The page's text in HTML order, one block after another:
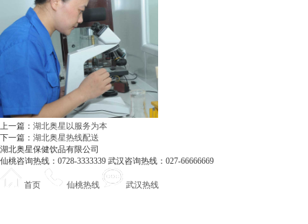
上一篇： 湖北奥星以服务为本
下一篇： 湖北奥星热线配送
湖北奥星保健饮品有限公司
仙桃咨询热线：0728-3333339 武汉咨询热线：027-66666669
首页 仙桃热线 武汉热线